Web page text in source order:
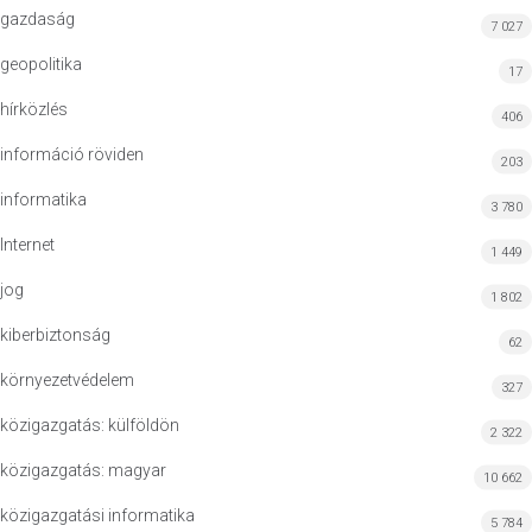
gazdaság 7 027
geopolitika 17
hírközlés 406
információ röviden 203
informatika 3 780
Internet 1 449
jog 1 802
kiberbiztonság 62
környezetvédelem 327
közigazgatás: külföldön 2 322
közigazgatás: magyar 10 662
közigazgatási informatika 5 784